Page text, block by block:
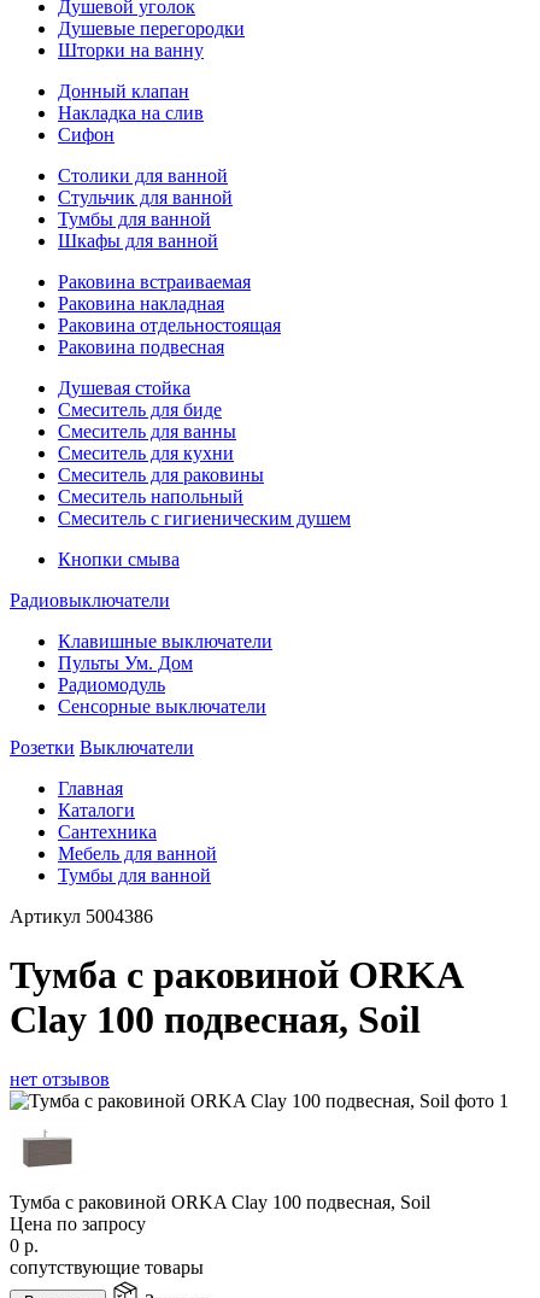
Душевой уголок
Душевые перегородки
Шторки на ванну
Донный клапан
Накладка на слив
Сифон
Столики для ванной
Стульчик для ванной
Тумбы для ванной
Шкафы для ванной
Раковина встраиваемая
Раковина накладная
Раковина отдельностоящая
Раковина подвесная
Душевая стойка
Смеситель для биде
Смеситель для ванны
Смеситель для кухни
Смеситель для раковины
Смеситель напольный
Смеситель с гигиеническим душем
Кнопки смыва
Радиовыключатели
Клавишные выключатели
Пульты Ум. Дом
Радиомодуль
Сенсорные выключатели
Розетки Выключатели
Главная
Каталоги
Сантехника
Мебель для ванной
Тумбы для ванной
Артикул 5004386
Тумба с раковиной ORKA
Clay 100 подвесная, Soil
нет отзывов
Тумба с раковиной ORKA Clay 100 подвесная, Soil
Цена по запросу
0 р.
сопутствующие товары